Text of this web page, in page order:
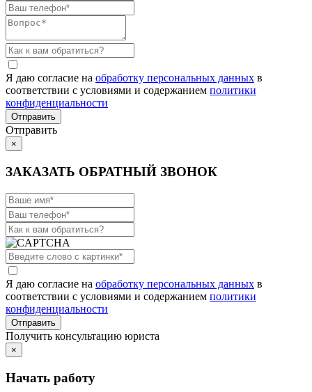
Я даю согласие на обработку персональных данных в
соответствии с условиями и содержанием политики
конфиденциальности
Отправить
×
ЗАКАЗАТЬ ОБРАТНЫЙ ЗВОНОК
Я даю согласие на обработку персональных данных в
соответствии с условиями и содержанием политики
конфиденциальности
Получить консультацию юриста
×
Начать работу